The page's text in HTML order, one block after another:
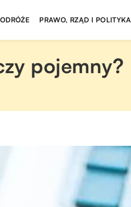
PRAWO, RZĄD I POLITYKA
pojemny?